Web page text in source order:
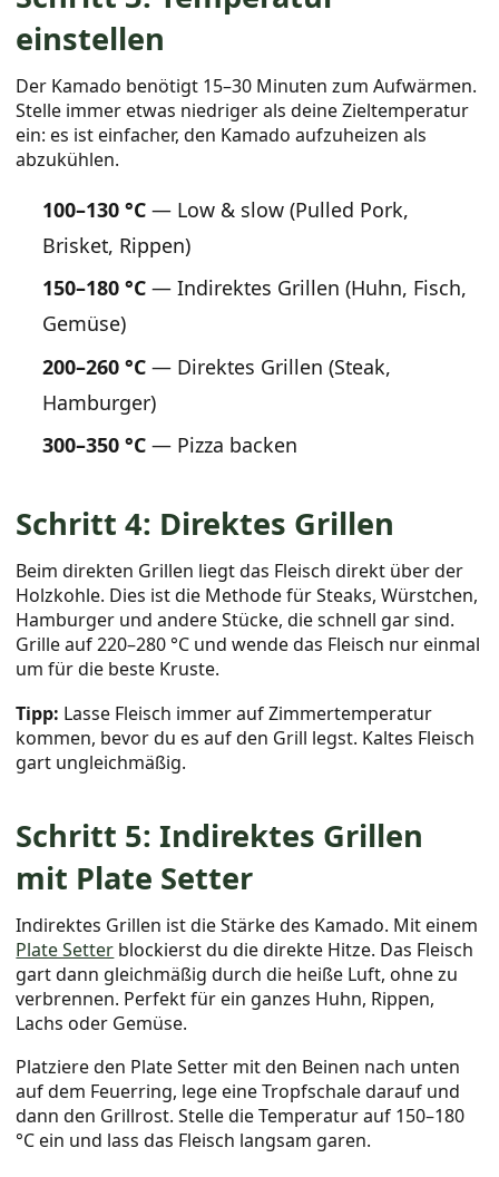
einstellen
Der Kamado benötigt 15–30 Minuten zum Aufwärmen.
Stelle immer etwas niedriger als deine Zieltemperatur
ein: es ist einfacher, den Kamado aufzuheizen als
abzukühlen.
100–130 °C — Low & slow (Pulled Pork,
Brisket, Rippen)
150–180 °C — Indirektes Grillen (Huhn, Fisch,
Gemüse)
200–260 °C — Direktes Grillen (Steak,
Hamburger)
300–350 °C — Pizza backen
Schritt 4: Direktes Grillen
Beim direkten Grillen liegt das Fleisch direkt über der
Holzkohle. Dies ist die Methode für Steaks, Würstchen,
Hamburger und andere Stücke, die schnell gar sind.
Grille auf 220–280 °C und wende das Fleisch nur einmal
um für die beste Kruste.
Tipp: Lasse Fleisch immer auf Zimmertemperatur
kommen, bevor du es auf den Grill legst. Kaltes Fleisch
gart ungleichmäßig.
Schritt 5: Indirektes Grillen
mit Plate Setter
Indirektes Grillen ist die Stärke des Kamado. Mit einem
Plate Setter blockierst du die direkte Hitze. Das Fleisch
gart dann gleichmäßig durch die heiße Luft, ohne zu
verbrennen. Perfekt für ein ganzes Huhn, Rippen,
Lachs oder Gemüse.
Platziere den Plate Setter mit den Beinen nach unten
auf dem Feuerring, lege eine Tropfschale darauf und
dann den Grillrost. Stelle die Temperatur auf 150–180
°C ein und lass das Fleisch langsam garen.